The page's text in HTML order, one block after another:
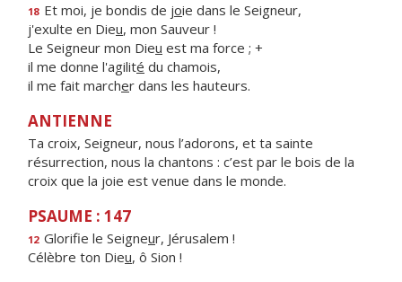
18 Et moi, je bondis de joie dans le Seigneur,
j'exulte en Dieu, mon Sauveur !
Le Seigneur mon Dieu est ma force ; +
il me donne l'agilité du chamois,
il me fait marcher dans les hauteurs.
ANTIENNE
Ta croix, Seigneur, nous l’adorons, et ta sainte
résurrection, nous la chantons : c’est par le bois de la
croix que la joie est venue dans le monde.
PSAUME : 147
12 Glorifie le Seigneur, Jérusalem !
Célèbre ton Dieu, ô Sion !